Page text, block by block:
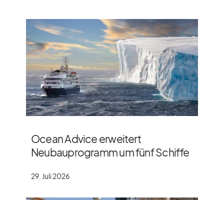
Ocean Advice erweitert
Neubauprogramm um fünf Schiffe
29. Juli 2026